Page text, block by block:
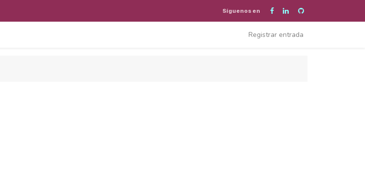
Síguenos en
Registrar entrada